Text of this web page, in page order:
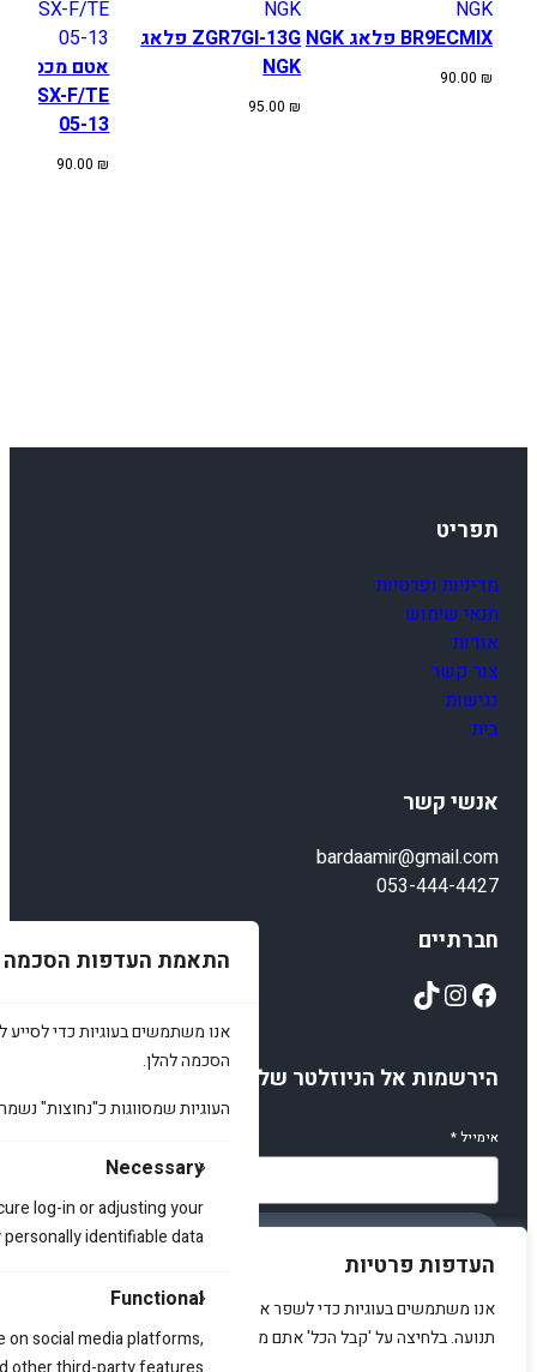
העדפות פרטיות
אנו משתמשים בעוגיות כדי לשפר את האתר, להציג תוכן מותאם ולנתח
תנועה. בלחיצה על 'קבל הכל' אתם מסכימים לכך.
התאמת העדפות הסכמה
אנו משתמשים בעוגיות כדי לסייע
הסכמה להלן.
העוגיות שמסווגות כ"נחוצות"
Necessary
log-in or adjusting your
identifiable data.
Functional
social media platforms,
K
1
3
BR9ECMIX פלאג NGK
90.00 ₪
ZGR7GI-13G פלאג
NGK
95.00₪
אטם מכסה
SX-F/TE
05-13
90.00₪
תפריט
מדיניות ופרטיות
תנאי שימוש
אודות
צור קשר
נגישות
בית
אנשי קשר
bardaamir@gmail.com
053-444-4427
חברתיים
Facebook
Instagram
TikTok
הירשמות אל הניוזלטר שלנו
אימייל*